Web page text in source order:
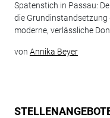
Spatenstich in Passau:
die Grundinstandsetzung
moderne, verlässliche
von Annika Beyer